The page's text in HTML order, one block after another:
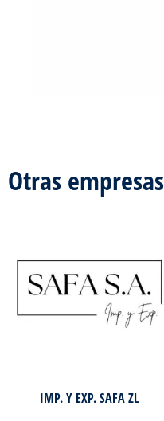
Otras empresas
IMP. Y EXP. SAFA ZL